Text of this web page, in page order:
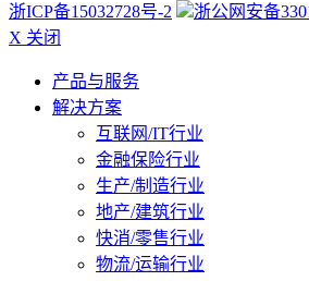
浙ICP备15032728号-2
浙公网安备
X 关闭
产品与服务
解决方案
互联网/IT行业
金融保险行业
生产/制造行业
地产/建筑行业
快消/零售行业
物流/运输行业